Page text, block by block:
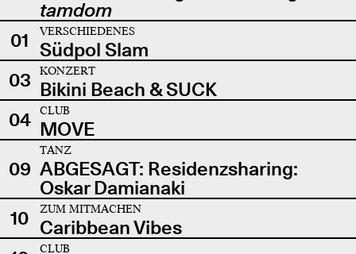
tamdom
01
VERSCHIEDENES
Südpol Slam
03
KONZERT
Bikini Beach & SUCK
04
CLUB
MOVE
09
TANZ
ABGESAGT: Residenzsharing:
Oskar Damianaki
10
ZUM MITMACHEN
Caribbean Vibes
CLUB